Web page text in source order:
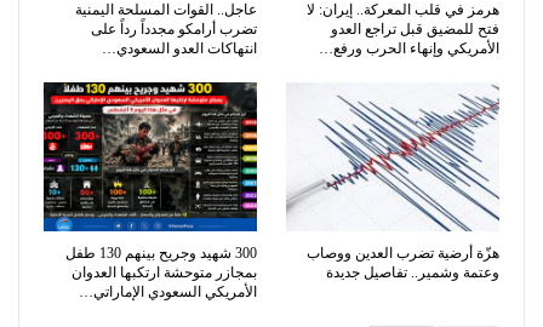
هرمز في قلب المعركة.. إيران: لا
فتح للمضيق قبل تراجع العدو
الأمريكي وإنهاء الحرب ورفع…
عاجل.. القوات المسلحة اليمنية
تضرب أرامكو مجدداً رداً على
انتهاكات العدو السعودي…
هزّة أرضية تضرب العدين ووصاب
وعتمة وشمير.. تفاصيل جديدة
300 شهيد وجريح بينهم 130 طفل
بمجازر متوحشة ارتكبها العدوان
الأمريكي السعودي الإماراتي…